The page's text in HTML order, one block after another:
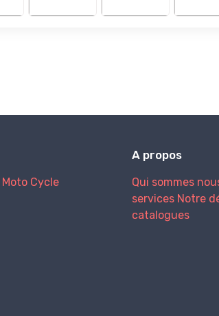
Moto Cycle
A propos
Qui sommes
services Notre
catalogues